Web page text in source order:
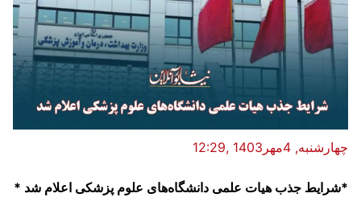
چهارشنبه, 4مهر1403 ,12:29
*شرایط جذب هیات علمی دانشگاه‌های علوم پزشکی اعلام شد *